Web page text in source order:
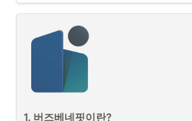
1. 버즈베네핏이란?